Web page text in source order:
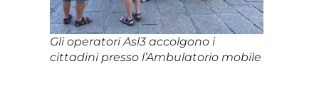
Gli operatori Asl3 accolgono i
cittadini presso l’Ambulatorio mobile